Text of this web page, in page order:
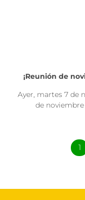
¡Reunión de
Ayer, martes 7 de
de noviembre
1